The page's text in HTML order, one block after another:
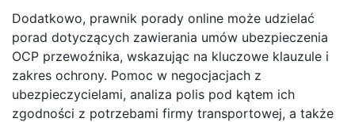
Dodatkowo, prawnik porady online może udzielać
porad dotyczących zawierania umów ubezpieczenia
OCP przewoźnika, wskazując na kluczowe klauzule i
zakres ochrony. Pomoc w negocjacjach z
ubezpieczycielami, analiza polis pod kątem ich
zgodności z potrzebami firmy transportowej, a także